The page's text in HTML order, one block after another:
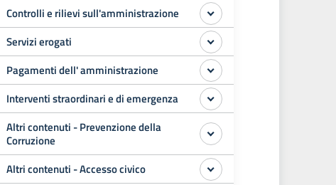
Controlli e rilievi sull'amministrazione
Servizi erogati
Pagamenti dell' amministrazione
Interventi straordinari e di emergenza
Altri contenuti - Prevenzione della
Corruzione
Altri contenuti - Accesso civico